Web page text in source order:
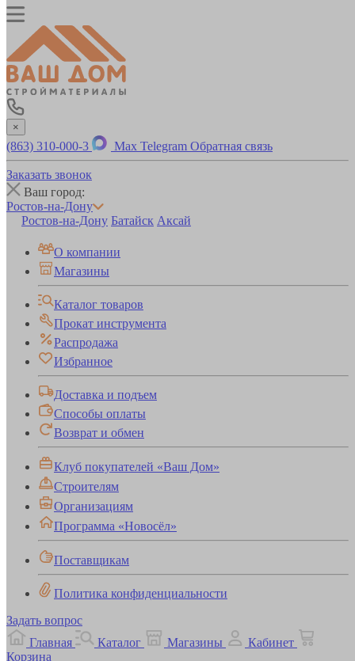
×
(863) 310-000-3 Max Telegram Обратная связь
Заказать звонок
Ваш город:
Ростов-на-Дону
Ростов-на-Дону Батайск Аксай
О компании
Магазины
Каталог товаров
Прокат инструмента
Распродажа
Избранное
Доставка и подъем
Способы оплаты
Возврат и обмен
Клуб покупателей «Ваш Дом»
Строителям
Организациям
Программа «Новосёл»
Поставщикам
Политика конфиденциальности
Задать вопрос
Главная
Каталог Магазины
Кабинет
Корзина